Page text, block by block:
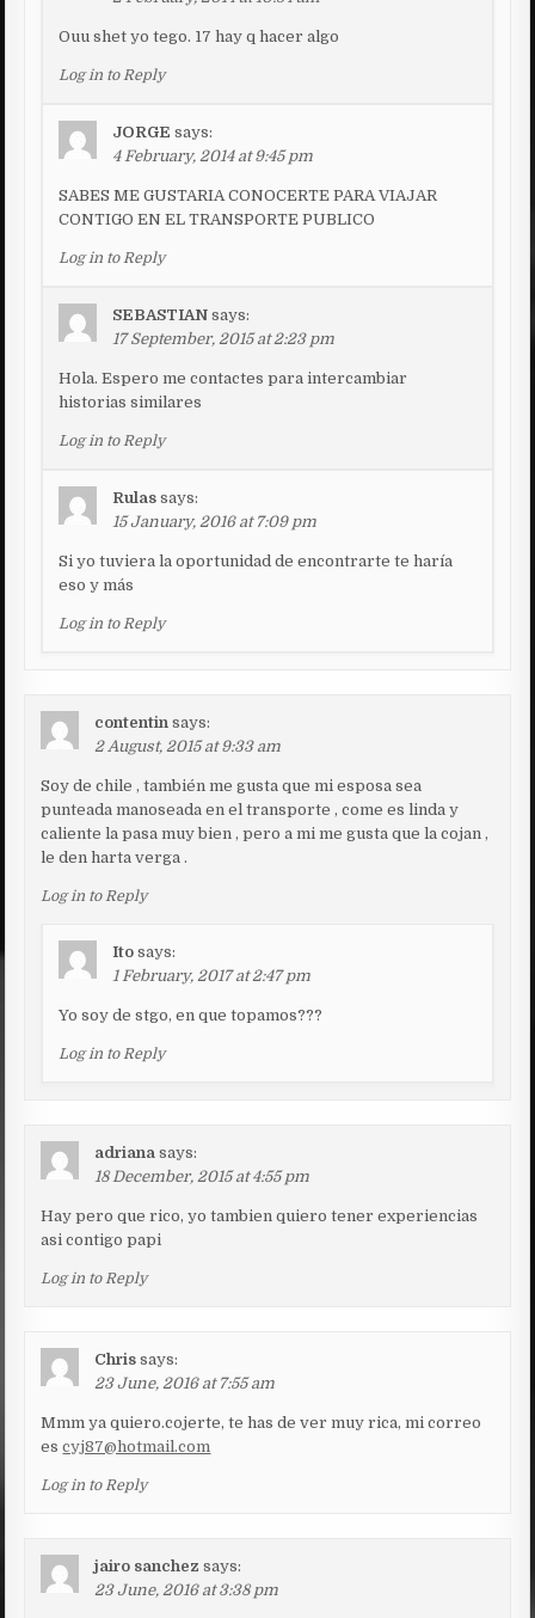
Ouu shet yo tego. 17 hay q hacer algo
Log in to Reply
JORGE says:
4 February, 2014 at 9:45 pm
SABES ME GUSTARIA CONOCERTE PARA VIAJAR
CONTIGO EN EL TRANSPORTE PUBLICO
Log in to Reply
SEBASTIAN says:
17 September, 2015 at 2:23 pm
Hola. Espero me contactes para intercambiar
historias similares
Log in to Reply
Rulas says:
15 January, 2016 at 7:09 pm
Si yo tuviera la oportunidad de encontrarte te haría
eso y más
Log in to Reply
contentin says:
2 August, 2015 at 9:33 am
Soy de chile , también me gusta que mi esposa sea
punteada manoseada en el transporte , come es linda y
caliente la pasa muy bien , pero a mi me gusta que la cojan ,
le den harta verga .
Log in to Reply
Ito says:
1 February, 2017 at 2:47 pm
Yo soy de stgo, en que topamos???
Log in to Reply
adriana says:
18 December, 2015 at 4:55 pm
Hay pero que rico, yo tambien quiero tener experiencias
asi contigo papi
Log in to Reply
Chris says:
23 June, 2016 at 7:55 am
Mmm ya quiero.cojerte, te has de ver muy rica, mi correo
escyj87@hotmail.com
Log in to Reply
jairo sanchez says:
23 June, 2016 at 3:38 pm